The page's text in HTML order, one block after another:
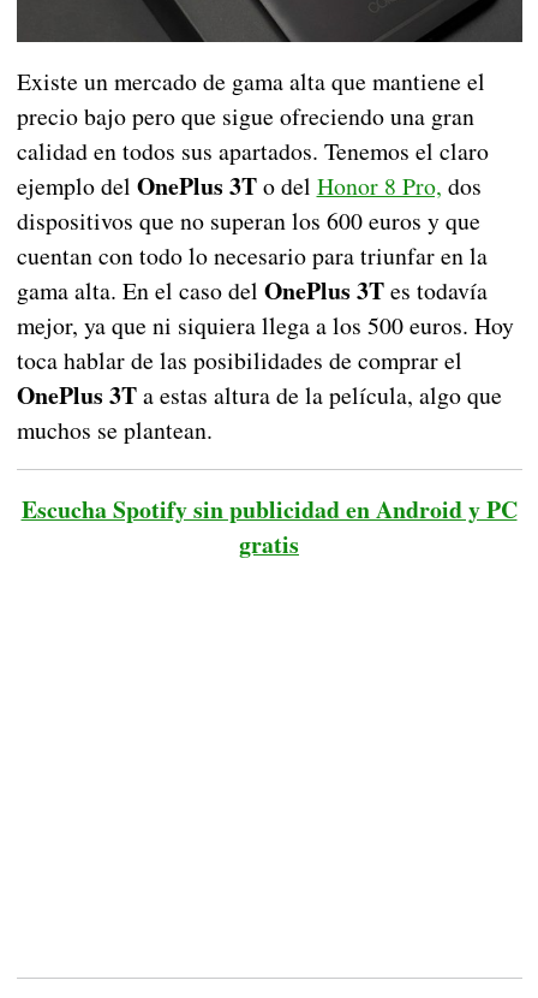
Existe un mercado de gama alta que mantiene el
precio bajo pero que sigue ofreciendo una gran
calidad en todos sus apartados. Tenemos el claro
ejemplo del OnePlus 3To del Honor 8 Pro, dos
dispositivos que no superan los 600 euros y que
cuentan con todo lo necesario para triunfar en la
gama alta. En el caso del OnePlus 3Tes todavía
mejor, ya que ni siquiera llega a los 500 euros. Hoy
toca hablar de las posibilidades de comprar el
OnePlus 3Ta estas altura de la película, algo que
muchos se plantean.
Escucha Spotify sin publicidad en Android y PC
gratis